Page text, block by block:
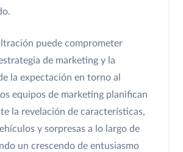
puede comprometer
de marketing y la
la expectación en torno al
equipos de marketing planifican
la revelación de características,
y sorpresas a lo largo de
un crescendo de entusiasmo